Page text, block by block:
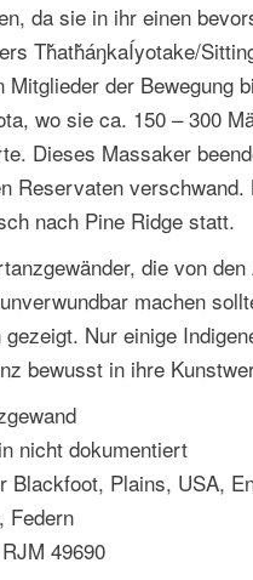
da sie in ihr einen
TȟatȟáŋkaÍyotake/
Mitglieder der Bewegung
wo sie ca. 150 – 300
Dieses Massaker
Reservaten
nach Pine Ridge statt.
die von
machen
Nur einige
bewusst in ihre
nicht dokumentiert
Blackfoot, Plains, USA,
Federn
49690